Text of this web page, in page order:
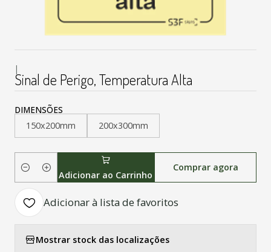
|
Sinal de Perigo, Temperatura Alta
DIMENSÕES
150x200mm
200x300mm
QuantidadeAdicionar ao Carrinho
Comprar agora
Adicionar à lista de favoritos
Mostrar stock das localizações